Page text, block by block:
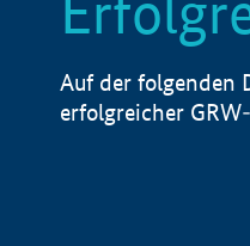
Auf der folgenden
erfolgreicher